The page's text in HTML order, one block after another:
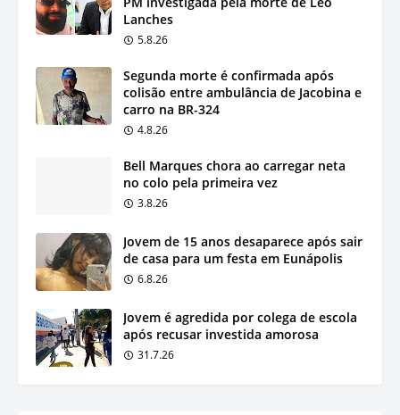
Lanches
5.8.26
Segunda morte é confirmada após
colisão entre ambulância de Jacobina e
carro na BR-324
4.8.26
Bell Marques chora ao carregar neta
no colo pela primeira vez
3.8.26
Jovem de 15 anos desaparece após sair
de casa para um festa em Eunápolis
6.8.26
Jovem é agredida por colega de escola
após recusar investida amorosa
31.7.26